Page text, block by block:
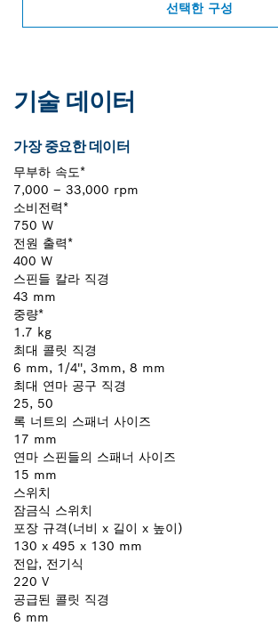
선택한 구성
기술 데이터
가장 중요한 데이터
무부하 속도*
7,000 – 33,000 rpm
소비전력*
750 W
전원 출력*
400 W
스핀들 칼라 직경
43 mm
중량*
1.7 kg
최대 콜릿 직경
6 mm, 1/4'', 3mm, 8 mm
최대 연마 공구 직경
25, 50
록 너트의 스패너 사이즈
17 mm
연마 스핀들의 스패너 사이즈
15 mm
스위치
잠금식 스위치
포장 규격(너비 x 길이 x 높이)
130 x 495 x 130 mm
전압, 전기식
220 V
공급된 콜릿 직경
6 mm